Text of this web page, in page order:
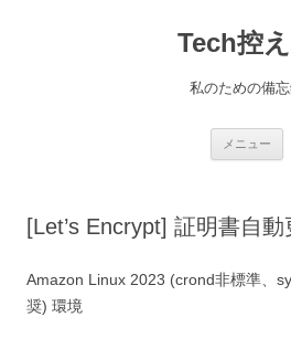
Tech控
私のための備
メニュー
[Let’s Encrypt] 証明書自動
Amazon Linux 2023 (crond非標準、
奨) 環境